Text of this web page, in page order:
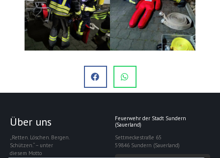
Über uns
„Retten. Löschen. Bergen.
Schützen.“ – unter
diesem Motto
Feuerwehr der Stadt Sundern
(Sauerland)
Settmeckestraße 65
59846 Sundern (Sauerland)